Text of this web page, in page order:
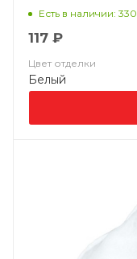
ВМ 8132 FFP3 NR D
Есть в наличии: 330
117 ₽
Цвет отделки
Белый